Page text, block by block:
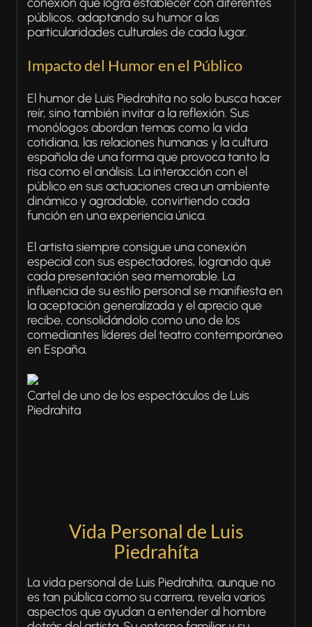
públicos, adaptando su humor a las
particularidades culturales de cada lugar.
Impacto del Humor en el Público
El humor de Luis Piedrahíta no solo busca hacer
reír, sino también invitar a la reflexión. Sus
monólogos abordan temas como la vida
cotidiana, las relaciones humanas y la cultura
española de una forma que provoca tanto la
risa como el análisis. La interacción con el
público en sus actuaciones crea un ambiente
dinámico y agradable, convirtiendo cada
función en una experiencia única.
El artista siempre consigue una conexión
especial con sus espectadores, logrando que
cada presentación sea memorable. La
influencia de su estilo personal se manifiesta en
la aceptación generalizada y el aprecio que
recibe, consolidándolo como uno de los
comediantes líderes del teatro contemporáneo
en España.
Cartel de uno de los espectáculos de Luis
Piedrahita
Vida Personal de Luis
Piedrahíta
La vida personal de Luis Piedrahíta, aunque no
es tan pública como su carrera, revela varios
aspectos que ayudan a entender al hombre